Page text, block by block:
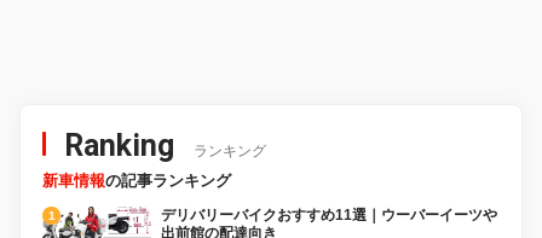
Ranking ランキング
新車情報の記事ランキング
デリバリーバイクおすすめ11選｜ウーバーイーツや
出前館の配達向き